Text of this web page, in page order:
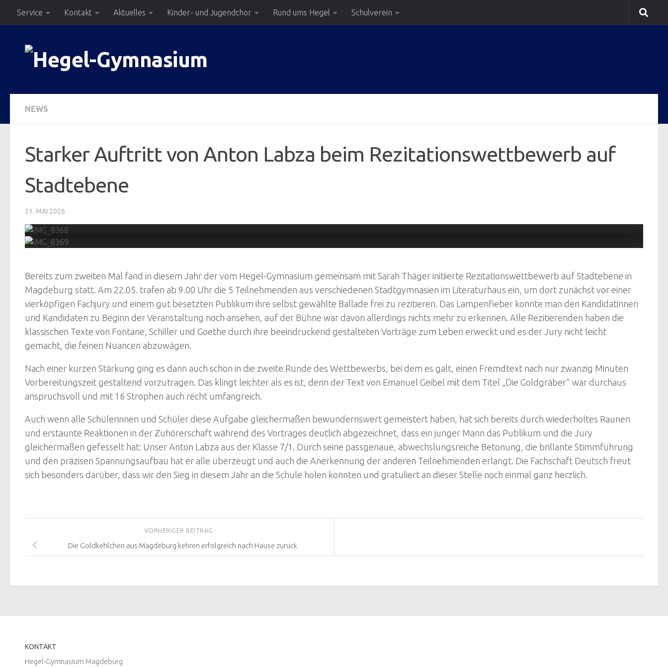
Zum Inhalt springen
Service Kontakt Aktuelles Kinder- und Jugendchor Rund ums Hegel Schulverein
NEWS
Starker Auftritt von Anton Labza beim Rezitationswettbewerb auf
Stadtebene
31. MAI 2026
Bereits zum zweiten Mal fand in diesem Jahr der vom Hegel-Gymnasium gemeinsam mit Sarah Thäger initiierte Rezitationswettbewerb auf Stadtebene in
Magdeburg statt. Am 22.05. trafen ab 9.00 Uhr die 5 Teilnehmenden aus verschiedenen Stadtgymnasien im Literaturhaus ein, um dort zunächst vor einer
vierköpfigen Fachjury und einem gut besetzten Publikum ihre selbst gewählte Ballade frei zu rezitieren. Das Lampenfieber konnte man den Kandidatinnen
und Kandidaten zu Beginn der Veranstaltung noch ansehen, auf der Bühne war davon allerdings nichts mehr zu erkennen. Alle Rezitierenden haben die
klassischen Texte von Fontane, Schiller und Goethe durch ihre beeindruckend gestalteten Vorträge zum Leben erweckt und es der Jury nicht leicht
gemacht, die feinen Nuancen abzuwägen.
Nach einer kurzen Stärkung ging es dann auch schon in die zweite Runde des Wettbewerbs, bei dem es galt, einen Fremdtext nach nur zwanzig Minuten
Vorbereitungszeit gestaltend vorzutragen. Das klingt leichter als es ist, denn der Text von Emanuel Geibel mit dem Titel „Die Goldgräber“ war durchaus
anspruchsvoll und mit 16 Strophen auch recht umfangreich.
Auch wenn alle Schülerinnen und Schüler diese Aufgabe gleichermaßen bewundernswert gemeistert haben, hat sich bereits durch wiederholtes Raunen
und erstaunte Reaktionen in der Zuhörerschaft während des Vortrages deutlich abgezeichnet, dass ein junger Mann das Publikum und die Jury
gleichermaßen gefesselt hat: Unser Anton Labza aus der Klasse 7/1. Durch seine passgenaue, abwechslungsreiche Betonung, die brillante Stimmführung
und den präzisen Spannungsaufbau hat er alle überzeugt und auch die Anerkennung der anderen Teilnehmenden erlangt. Die Fachschaft Deutsch freut
sich besonders darüber, dass wir den Sieg in diesem Jahr an die Schule holen konnten und gratuliert an dieser Stelle noch einmal ganz herzlich.
VORHERIGER BEITRAG
Die Goldkehlchen aus Magdeburg kehren erfolgreich nach Hause zurück
KONTAKT
Hegel-Gymnasium Magdeburg